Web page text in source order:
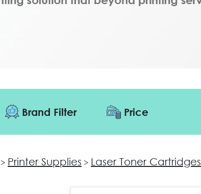
Brand Filter Price
> Printer Supplies > Laser Toner Cartridges